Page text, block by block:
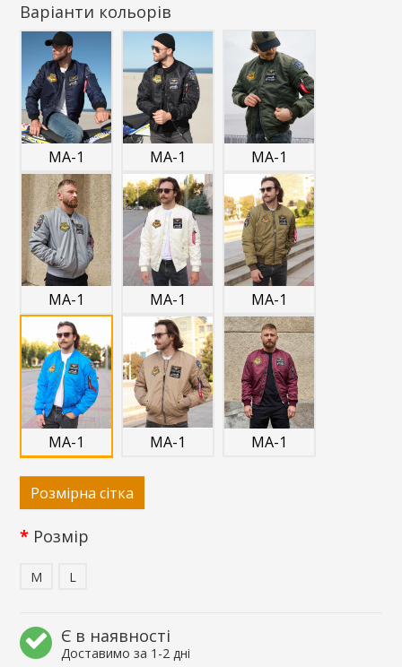
Варіанти кольорів
MA-1 MA-1 MA-1
MA-1 MA-1 MA-1
MA-1 MA-1 MA-1
Розмірна сітка
Розмір
M L
Є в наявності
Доставимо за 1-2 дні